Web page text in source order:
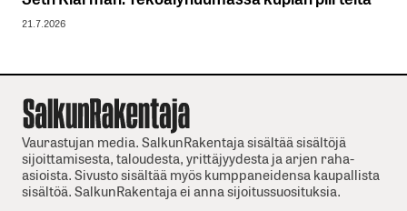
21.7.2026
Vaurastujan media. SalkunRakentaja sisältää sisältöjä
sijoittamisesta, taloudesta, yrittäjyydesta ja arjen raha-
asioista. Sivusto sisältää myös kumppaneidensa kaupallista
sisältöä. SalkunRakentaja ei anna sijoitussuosituksia.